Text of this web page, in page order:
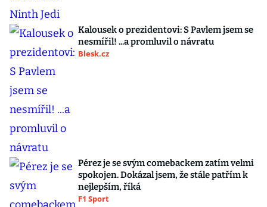
Kalousek o prezidentovi: S Pavlem jsem se
nesmířil! ...a promluvil o návratu
Blesk.cz
Pérez je se svým comebackem zatím velmi
spokojen. Dokázal jsem, že stále patřím k
nejlepším, říká
F1 Sport